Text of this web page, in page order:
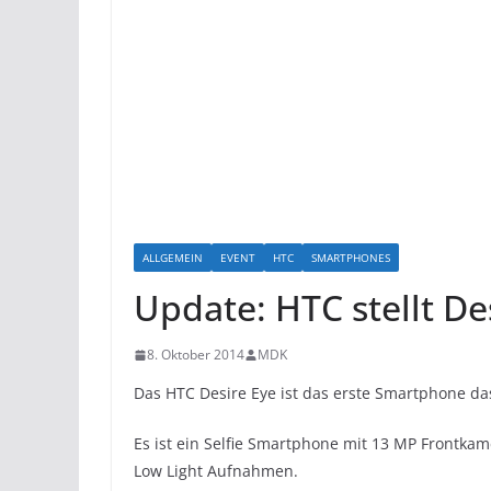
ALLGEMEIN EVENT HTC SMARTPHONES
Update: HTC stellt
8. Oktober 2014 MDK
Das HTC Desire Eye ist das erste Smartphone
Es ist ein Selfie Smartphone mit 13 MP
Low Light Aufnahmen.